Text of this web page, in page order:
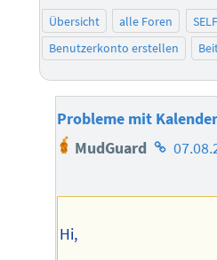
Übersicht alle Foren
Benutzerkonto erstellen
Probleme mit
MudGuard
Autors
Hi,